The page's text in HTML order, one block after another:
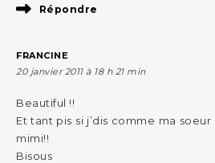
Répondre
FRANCINE
20 janvier 2011 à 18 h 21 min
Beautiful !!
Et tant pis si j’dis comme ma
mimi!!
Bisous